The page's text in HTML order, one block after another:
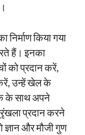
निर्माण किया गया
हैं। इनका
को प्रदान करें,
उन्हें खेल के
के साथ अपने
प्रदान करने
और मौजी गुण